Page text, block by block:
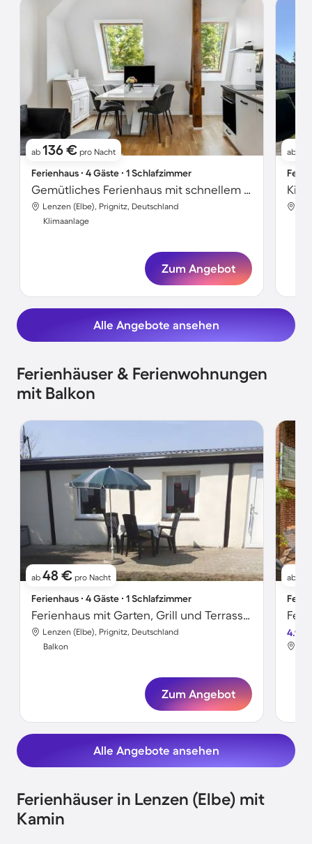
ab 136 € pro Nacht
Ferienhaus ∙ 4 Gäste ∙ 1 Schlafzimmer
Gemütliches Ferienhaus mit schnellem Internet | Stadtblick | Perfekt für die Arbeit von Zuhause | Hunde erlaubt
Lenzen (Elbe), Prignitz, Deutschland
Klimaanlage
Zum Angebot
ab
Alle Angebote ansehen
Ferienhäuser & Ferienwohnungen
mit Balkon
ab 48 € pro Nacht
Ferienhaus ∙ 4 Gäste ∙ 1 Schlafzimmer
Ferienhaus mit Garten, Grill und Terrasse | Gartenblick
Lenzen (Elbe), Prignitz, Deutschland
Balkon
Zum Angebot
ab
4.9
Alle Angebote ansehen
Ferienhäuser in Lenzen (Elbe) mit
Kamin